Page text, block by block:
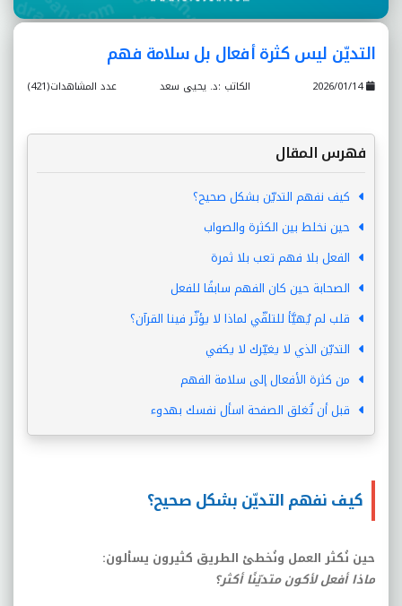
التديّن ليس كثرة أفعال بل سلامة فهم
2026/01/14 عدد المشاهدات(421) الكاتب :د. يحيى سعد
فهرس المقال
كيف نفهم التديّن بشكل صحيح؟
حين نخلط بين الكثرة والصواب
الفعل بلا فهم تعب بلا ثمرة
الصحابة حين كان الفهم سابقًا للفعل
قلب لم يُهيَّأ للتلقّي لماذا لا يؤثّر فينا القرآن؟
التديّن الذي لا يغيّرك لا يكفي
من كثرة الأفعال إلى سلامة الفهم
قبل أن تُغلق الصفحة اسأل نفسك بهدوء
كيف نفهم التديّن بشكل صحيح؟
حين نُكثر العمل ونُخطئ الطريق كثيرون يسألون:
ماذا أفعل لأكون متديّنًا أكثر؟